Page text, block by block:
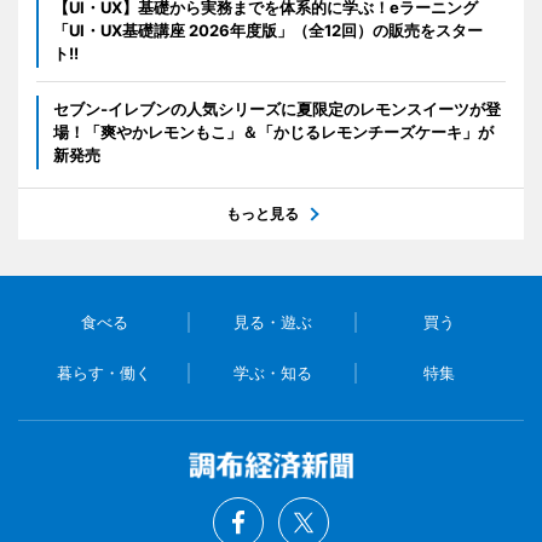
【UI・UX】基礎から実務までを体系的に学ぶ！eラーニング
「UI・UX基礎講座 2026年度版」（全12回）の販売をスター
ト!!
セブン‐イレブンの人気シリーズに夏限定のレモンスイーツが登
場！「爽やかレモンもこ」＆「かじるレモンチーズケーキ」が
新発売
もっと見る
食べる 見る・遊ぶ 買う
暮らす・働く 学ぶ・知る 特集